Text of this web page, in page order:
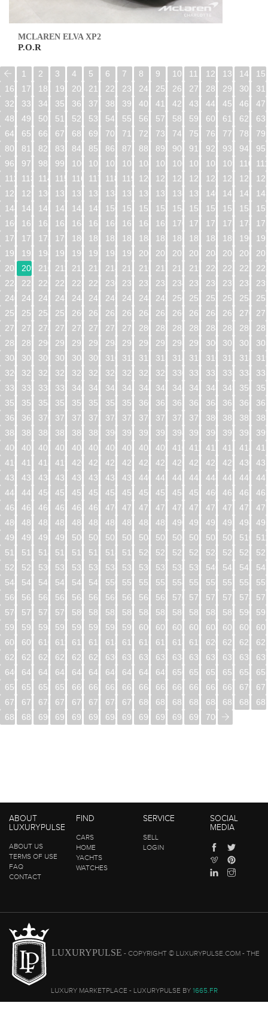
MCLAREN ELVA XP2
P.O.R
1 2 3 4 5 6 7 8 9 10 11 12 13 14
15
16
17 18 19 20 21 22 23 24 25 26 27 28 29 30
31
32
33 34 35 36 37 38 39 40 41 42 43 44 45 46
47
48
49 50 51 52 53 54 55 56 57 58 59 60 61 62
63
64
65 66 67 68 69 70 71 72 73 74 75 76 77 78
79
80
81 82 83 84 85 86 87 88 89 90 91 92 93 94
95
96
97 98 99 100 101 102 103 104 105 106 107 108 109 110
112
113 114 115 116 117 118 119 120 121 122 123 124 125 126
128
129 130 131 132 133 134 135 136 137 138 139 140 141 142
144
145 146 147 148 149 150 151 152 153 154 155 156 157 158
160
161 162 163 164 165 166 167 168 169 170 171 172 173 174
176
177 178 179 180 181 182 183 184 185 186 187 188 189 190
192
193 194 195 196 197 198 199 200 201 202 203 204 205 206
208
209 210 211 212 213 214 215 216 217 218 219 220 221 222
224
225 226 227 228 229 230 231 232 233 234 235 236 237 238
240
241 242 243 244 245 246 247 248 249 250 251 252 253 254
256
257 258 259 260 261 262 263 264 265 266 267 268 269 270
272
273 274 275 276 277 278 279 280 281 282 283 284 285 286
288
289 290 291 292 293 294 295 296 297 298 299 300 301 302
304
305 306 307 308 309 310 311 312 313 314 315 316 317 318
320
321 322 323 324 325 326 327 328 329 330 331 332 333 334
336
337 338 339 340 341 342 343 344 345 346 347 348 349 350
352
353 354 355 356 357 358 359 360 361 362 363 364 365 366
368
369 370 371 372 373 374 375 376 377 378 379 380 381 382
384
385 386 387 388 389 390 391 392 393 394 395 396 397 398
400
401 402 403 404 405 406 407 408 409 410 411 412 413 414
416
417 418 419 420 421 422 423 424 425 426 427 428 429 430
432
433 434 435 436 437 438 439 440 441 442 443 444 445 446
448
449 450 451 452 453 454 455 456 457 458 459 460 461 462
464
465 466 467 468 469 470 471 472 473 474 475 476 477 478
480
481 482 483 484 485 486 487 488 489 490 491 492 493 494
496
497 498 499 500 501 502 503 504 505 506 507 508 509 510
512
513 514 515 516 517 518 519 520 521 522 523 524 525 526
528
529 530 531 532 533 534 535 536 537 538 539 540 541 542
544
545 546 547 548 549 550 551 552 553 554 555 556 557 558
560
561 562 563 564 565 566 567 568 569 570 571 572 573 574
576
577 578 579 580 581 582 583 584 585 586 587 588 589 590
592
593 594 595 596 597 598 599 600 601 602 603 604 605 606
608
609 610 611 612 613 614 615 616 617 618 619 620 621 622
624
625 626 627 628 629 630 631 632 633 634 635 636 637 638
640
641 642 643 644 645 646 647 648 649 650 651 652 653 654
656
657 658 659 660 661 662 663 664 665 666 667 668 669 670
672
673 674 675 676 677 678 679 680 681 682 683 684 685 686
688
689 690 691 692 693 694 695 696 697 698 699 700
ABOUT
LUXURYPULSE
ABOUT US
TERMS OF USE
FAQ
CONTACT
FIND
CARS
HOME
YACHTS
WATCHES
SERVICE
SELL
LOGIN
SOCIAL
MEDIA
LUXURYPULSE - COPYRIGHT © LUXURYPULSE.COM - THE
LUXURY MARKETPLACE - LUXURYPULSE BY 1665.FR